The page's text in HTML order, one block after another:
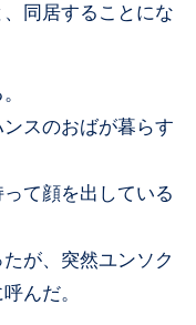
同居することにな
スのおばが暮らす
て顔を出している
が、突然ユンソク
んだ。